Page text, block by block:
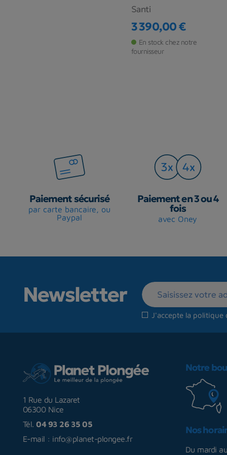
Santi
Prix
3 390,00 €
En stock chez notre
fournisseur
Paiement sécurisé
par carte bancaire, ou
Paypal
Paiement en 3 ou 4
fois
avec Oney
Newsletter
J'accepte la politique
1 Rue du Lazaret
06300 Nice
Tél. 04 93 26 35 05
E-mail : info@planet-plongee.fr
Notre
Nos
Du mardi